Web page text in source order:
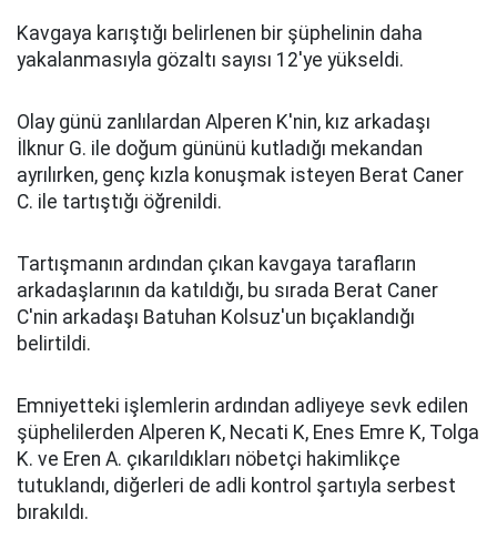
Kavgaya karıştığı belirlenen bir şüphelinin daha
yakalanmasıyla gözaltı sayısı 12'ye yükseldi.
Olay günü zanlılardan Alperen K'nin, kız arkadaşı
İlknur G. ile doğum gününü kutladığı mekandan
ayrılırken, genç kızla konuşmak isteyen Berat Caner
C. ile tartıştığı öğrenildi.
Tartışmanın ardından çıkan kavgaya tarafların
arkadaşlarının da katıldığı, bu sırada Berat Caner
C'nin arkadaşı Batuhan Kolsuz'un bıçaklandığı
belirtildi.
Emniyetteki işlemlerin ardından adliyeye sevk edilen
şüphelilerden Alperen K, Necati K, Enes Emre K, Tolga
K. ve Eren A. çıkarıldıkları nöbetçi hakimlikçe
tutuklandı, diğerleri de adli kontrol şartıyla serbest
bırakıldı.